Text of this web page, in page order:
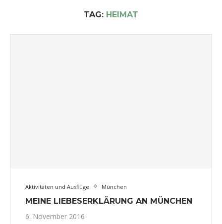
TAG: HEIMAT
Aktivitäten und Ausflüge München
MEINE LIEBESERKLÄRUNG AN MÜNCHEN
6. November 2016